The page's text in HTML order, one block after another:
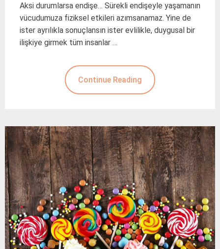
Aksi durumlarsa endişe… Sürekli endişeyle yaşamanın
vücudumuza fiziksel etkileri azımsanamaz. Yine de
ister ayrılıkla sonuçlansın ister evlilikle, duygusal bir
ilişkiye girmek tüm insanlar …
Continue Reading